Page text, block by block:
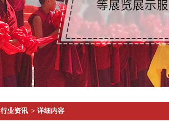
行业资讯 > 详细内容